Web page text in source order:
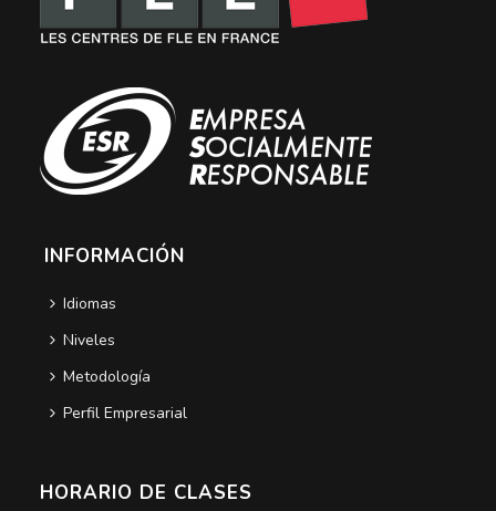
INFORMACIÓN
Idiomas
Niveles
Metodología
Perfil Empresarial
HORARIO DE CLASES